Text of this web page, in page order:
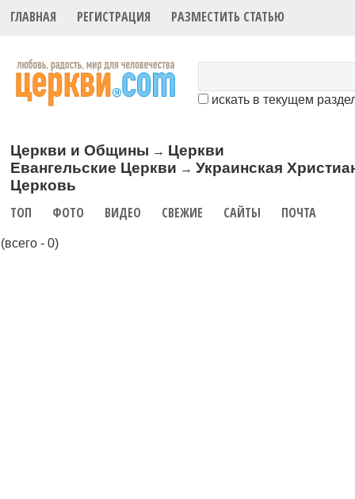
ГЛАВНАЯ РЕГИСТРАЦИЯ РАЗМЕСТИТЬ СТАТЬЮ
искать в текущем
Церкви и Общины → Церкви
Евангельские Церкви → Украинская
Церковь
ТОП ФОТО ВИДЕО СВЕЖИЕ САЙТЫ ПОЧТА
(всего - 0)